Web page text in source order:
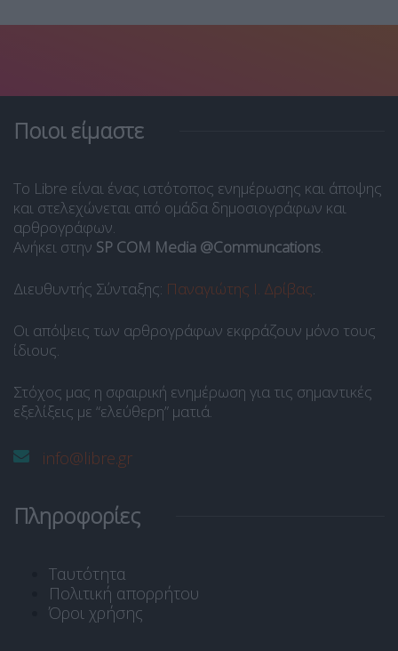
Ποιοι είμαστε
Το Libre είναι ένας ιστότοπος ενημέρωσης και άποψης
και στελεχώνεται από ομάδα δημοσιογράφων και
αρθρογράφων.
Ανήκει στην SP COM Media @Communcations.
Διευθυντής Σύνταξης: Παναγιώτης Ι. Δρίβας.
Οι απόψεις των αρθρογράφων εκφράζουν μόνο τους
ίδιους.
Στόχος μας η σφαιρική ενημέρωση για τις σημαντικές
εξελίξεις με “ελεύθερη” ματιά.
info@libre.gr
Πληροφορίες
Ταυτότητα
Πολιτική απορρήτου
Όροι χρήσης